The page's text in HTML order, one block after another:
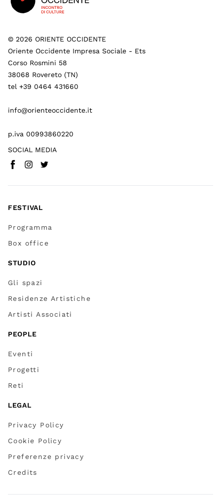
© 2026 ORIENTE OCCIDENTE
Oriente Occidente Impresa Sociale - Ets
Corso Rosmini 58
38068 Rovereto (TN)
tel +39 0464 431660
info@orienteoccidente.it
p.iva 00993860220
SOCIAL MEDIA
Facebook(
Instagram
Twitter
FESTIVAL
Programma
Box office
STUDIO
Gli spazi
Residenze Artistiche
Artisti Associati
PEOPLE
Eventi
Progetti
Reti
LEGAL
Privacy Policy
Cookie Policy
Preferenze privacy
Credits